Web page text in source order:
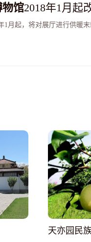
馆2018年1月起
1月起，将对展厅进行供暖
天亦园民